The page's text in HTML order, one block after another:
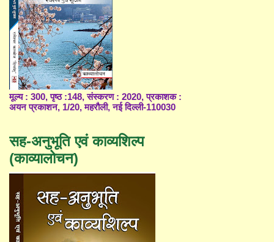
मूल्य : 300, पृष्ठ :148, संस्करण : 2020, प्रकाशक :
अयन प्रकाशन, 1/20, महरौली, नई दिल्ली-110030
सह-अनुभूति एवं काव्यशिल्प
(काव्यालोचन)